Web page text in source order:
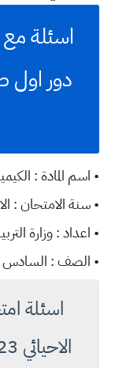
اسئلة مع
• اسم المادة :
• سنة الامتحان :
• اعداد : وزارة
• الصف : السادس
اسئلة
الاحيائي 2023 الامتحان الوزاري دور اول